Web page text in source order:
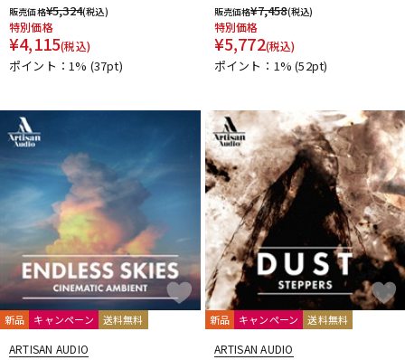
販売価格¥5,324(税込)
特別価格
¥4,115(税込)
ポイント：1% (37pt)
販売価格¥7,458(税込)
特別価格
¥5,772(税込)
ポイント：1%(52pt)
新品 キャンペーン 送料無料
ARTISAN AUDIO
新品 キャンペーン 送料無料
ARTISAN AUDIO